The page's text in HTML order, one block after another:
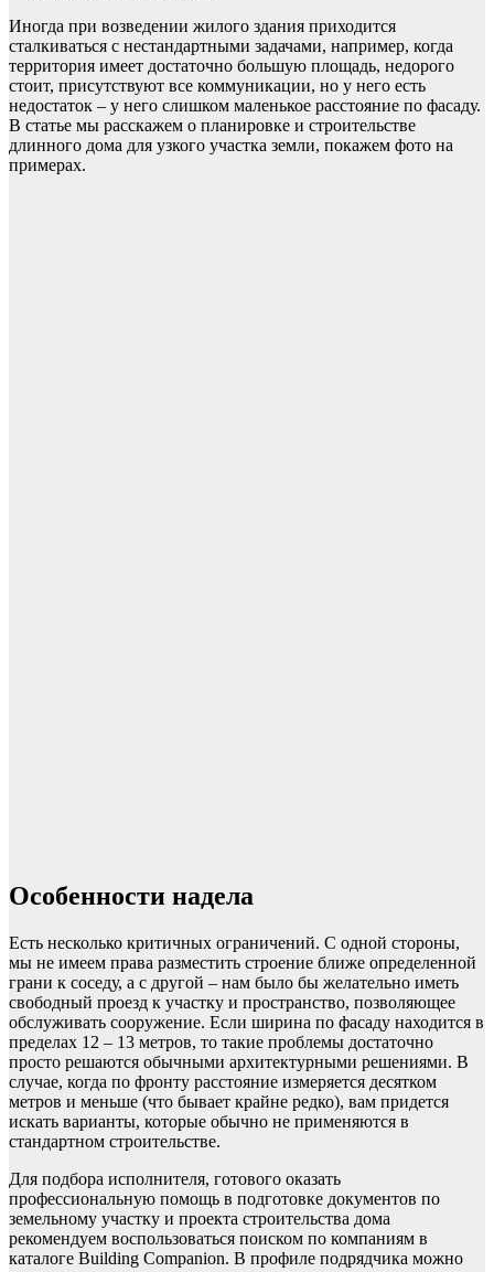
Иногда при возведении жилого здания приходится
сталкиваться с нестандартными задачами, например, когда
территория имеет достаточно большую площадь, недорого
стоит, присутствуют все коммуникации, но у него есть
недостаток – у него слишком маленькое расстояние по фасаду.
В статье мы расскажем о планировке и строительстве
длинного дома для узкого участка земли, покажем фото на
примерах.
Особенности надела
Есть несколько критичных ограничений. С одной стороны,
мы не имеем права разместить строение ближе определенной
грани к соседу, а с другой – нам было бы желательно иметь
свободный проезд к участку и пространство, позволяющее
обслуживать сооружение. Если ширина по фасаду находится в
пределах 12 – 13 метров, то такие проблемы достаточно
просто решаются обычными архитектурными решениями. В
случае, когда по фронту расстояние измеряется десятком
метров и меньше (что бывает крайне редко), вам придется
искать варианты, которые обычно не применяются в
стандартном строительстве.
Для подбора исполнителя, готового оказать
профессиональную помощь в подготовке документов по
земельному участку и проекта строительства дома
рекомендуем воспользоваться поиском по компаниям в
каталоге Building Companion. В профиле подрядчика можно